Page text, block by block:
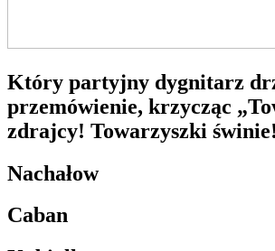
Który partyjny dygnitarz
przemówienie, krzycząc
zdrajcy! Towarzyszki
Nachałow
Caban